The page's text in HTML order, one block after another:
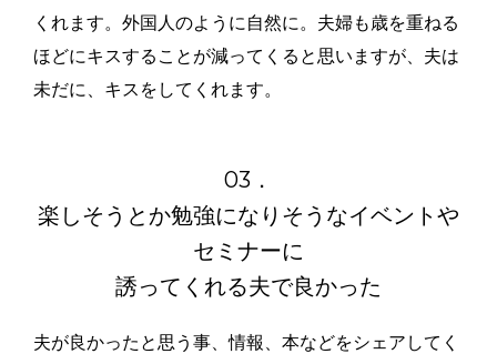
くれます。外国人のように自然に。夫婦も歳を重ねる
ほどにキスすることが減ってくると思いますが、夫は
未だに、キスをしてくれます。
03．
楽しそうとか勉強になりそうなイベントや
セミナーに
誘ってくれる夫で良かった
夫が良かったと思う事、情報、本などをシェアしてく